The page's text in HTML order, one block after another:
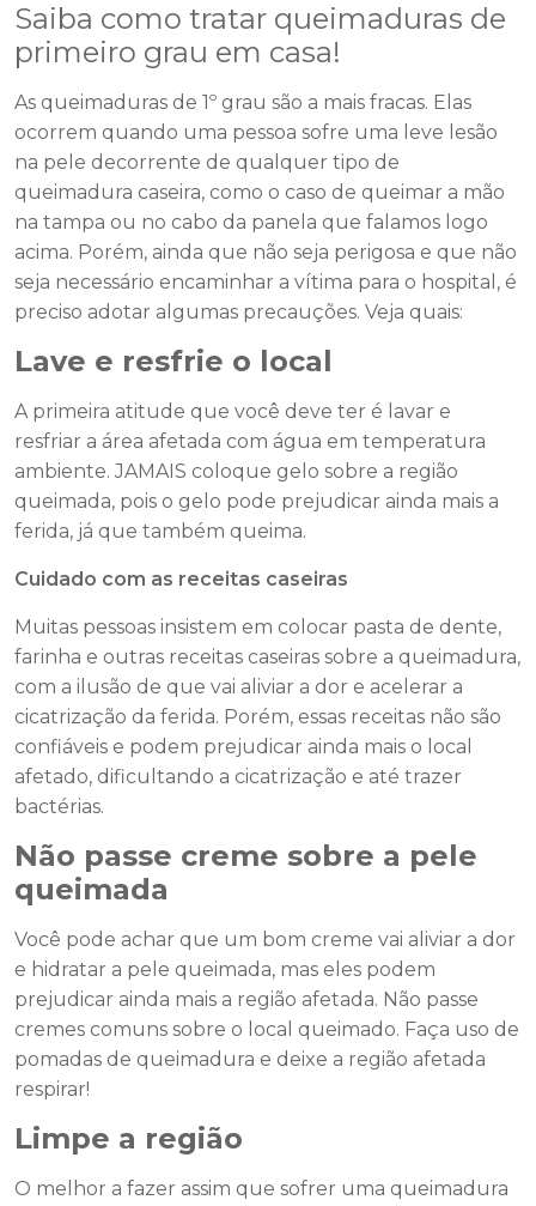
Saiba como tratar queimaduras de
primeiro grau em casa!
As queimaduras de 1º grau são a mais fracas. Elas
ocorrem quando uma pessoa sofre uma leve lesão
na pele decorrente de qualquer tipo de
queimadura caseira, como o caso de queimar a mão
na tampa ou no cabo da panela que falamos logo
acima. Porém, ainda que não seja perigosa e que não
seja necessário encaminhar a vítima para o hospital, é
preciso adotar algumas precauções. Veja quais:
Lave e resfrie o local
A primeira atitude que você deve ter é lavar e
resfriar a área afetada com água em temperatura
ambiente. JAMAIS coloque gelo sobre a região
queimada, pois o gelo pode prejudicar ainda mais a
ferida, já que também queima.
Cuidado com as receitas caseiras
Muitas pessoas insistem em colocar pasta de dente,
farinha e outras receitas caseiras sobre a queimadura,
com a ilusão de que vai aliviar a dor e acelerar a
cicatrização da ferida. Porém, essas receitas não são
confiáveis e podem prejudicar ainda mais o local
afetado, dificultando a cicatrização e até trazer
bactérias.
Não passe creme sobre a pele
queimada
Você pode achar que um bom creme vai aliviar a dor
e hidratar a pele queimada, mas eles podem
prejudicar ainda mais a região afetada. Não passe
cremes comuns sobre o local queimado. Faça uso de
pomadas de queimadura e deixe a região afetada
respirar!
Limpe a região
O melhor a fazer assim que sofrer uma queimadura